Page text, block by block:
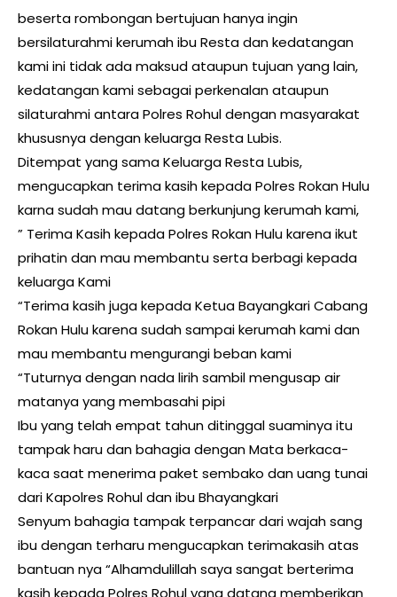
beserta rombongan bertujuan hanya ingin
bersilaturahmi kerumah ibu Resta dan kedatangan
kami ini tidak ada maksud ataupun tujuan yang lain,
kedatangan kami sebagai perkenalan ataupun
silaturahmi antara Polres Rohul dengan masyarakat
khususnya dengan keluarga Resta Lubis.
Ditempat yang sama Keluarga Resta Lubis,
mengucapkan terima kasih kepada Polres Rokan Hulu
karna sudah mau datang berkunjung kerumah kami,
” Terima Kasih kepada Polres Rokan Hulu karena ikut
prihatin dan mau membantu serta berbagi kepada
keluarga Kami
“Terima kasih juga kepada Ketua Bayangkari Cabang
Rokan Hulu karena sudah sampai kerumah kami dan
mau membantu mengurangi beban kami
“Tuturnya dengan nada lirih sambil mengusap air
matanya yang membasahi pipi
Ibu yang telah empat tahun ditinggal suaminya itu
tampak haru dan bahagia dengan Mata berkaca-
kaca saat menerima paket sembako dan uang tunai
dari Kapolres Rohul dan ibu Bhayangkari
Senyum bahagia tampak terpancar dari wajah sang
ibu dengan terharu mengucapkan terimakasih atas
bantuan nya “Alhamdulillah saya sangat berterima